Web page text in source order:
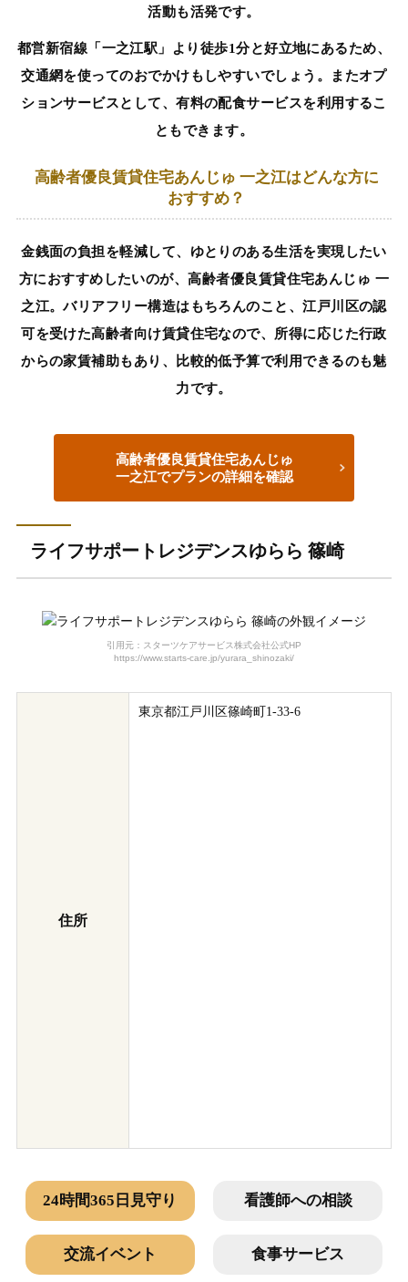
活動も活発です。
都営新宿線「一之江駅」より徒歩1分と好立地にあるため、
交通網を使ってのおでかけもしやすいでしょう。またオプ
ションサービスとして、有料の配食サービスを利用するこ
ともできます。
高齢者優良賃貸住宅あんじゅ 一之江はどんな方に
おすすめ？
金銭面の負担を軽減して、ゆとりのある生活を実現したい
方におすすめしたいのが、高齢者優良賃貸住宅あんじゅ 一
之江。バリアフリー構造はもちろんのこと、江戸川区の認
可を受けた高齢者向け賃貸住宅なので、所得に応じた行政
からの家賃補助もあり、比較的低予算で利用できるのも魅
力です。
高齢者優良賃貸住宅あんじゅ
一之江でプランの詳細を確認
ライフサポートレジデンスゆらら 篠崎
引用元：スターツケアサービス株式会社公式HP
https://www.starts-care.jp/yurara_shinozaki/
住所
東京都江戸川区篠崎町1-33-6
24時間365日見守り 看護師への相談
交流イベント 食事サービス